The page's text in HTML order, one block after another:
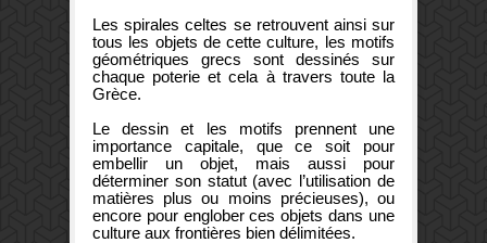
Les spirales celtes se retrouvent ainsi sur
tous les objets de cette culture, les motifs
géométriques grecs sont dessinés sur
chaque poterie et cela à travers toute la
Grèce.
Le dessin et les motifs prennent une
importance capitale, que ce soit pour
embellir un objet, mais aussi pour
déterminer son statut (avec l’utilisation de
matières plus ou moins précieuses), ou
encore pour englober ces objets dans une
culture aux frontières bien délimitées.